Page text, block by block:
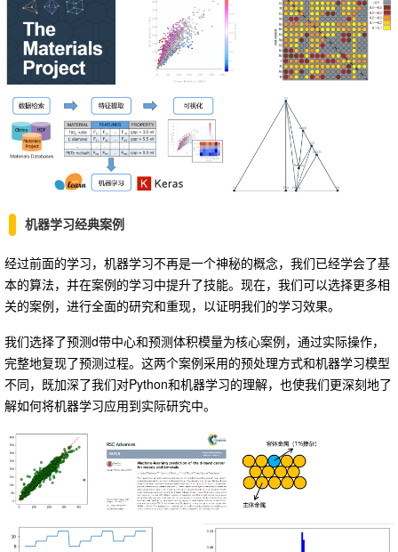
机器学习经典案例
经过前面的学习，机器学习不再是一个神秘的概念，我们已经学会了基
本的算法，并在案例的学习中提升了技能。现在，我们可以选择更多相
关的案例，进行全面的研究和重现，以证明我们的学习效果。
我们选择了预测d带中心和预测体积模量为核心案例，通过实际操作，
完整地复现了预测过程。这两个案例采用的预处理方式和机器学习模型
不同，既加深了我们对Python和机器学习的理解，也使我们更深刻地了
解如何将机器学习应用到实际研究中。